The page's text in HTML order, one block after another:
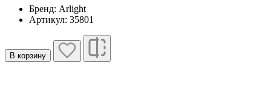
Бренд: Arlight
Артикул: 35801
В корзину